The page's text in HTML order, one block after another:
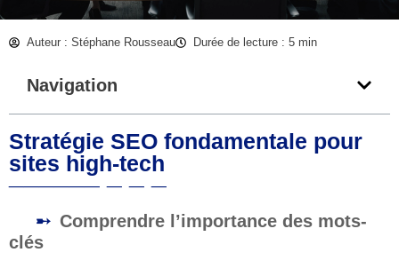
Auteur : Stéphane Rousseau Durée de lecture : 5 min
Navigation
Stratégie SEO fondamentale pour
sites high-tech
Comprendre l’importance des mots-
clés